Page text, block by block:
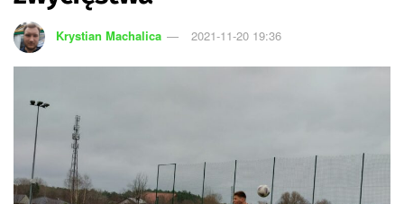
Krystian Machalica 2021-11-20 19:36